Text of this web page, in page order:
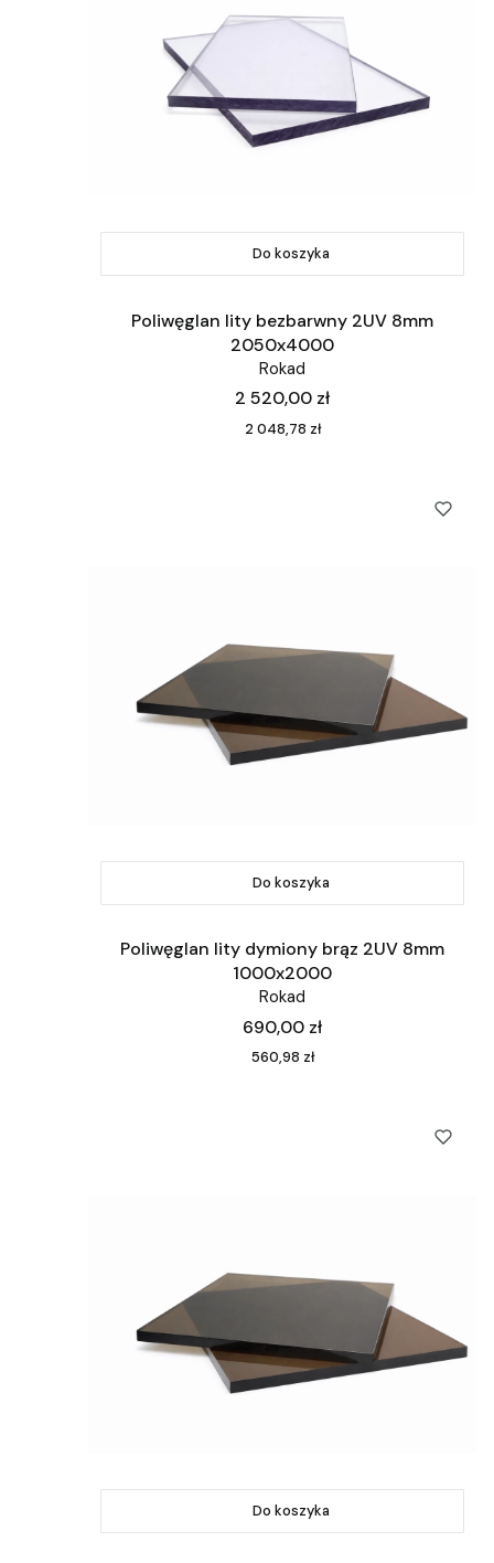
Do koszyka
Poliwęglan lity bezbarwny 2UV 8mm
2050x4000
Rokad
Cena
2 520,00 zł
Cena
2 048,78 zł
Do koszyka
Poliwęglan lity dymiony brąz 2UV 8mm
1000x2000
Rokad
Cena
690,00 zł
Cena
560,98 zł
Do koszyka